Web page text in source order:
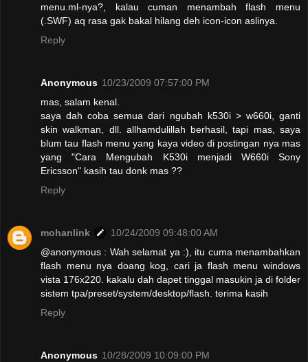
menu.ml-nya?, kalau cuman menambah flash menu
(.SWF) aq rasa gak bakal hilang deh icon-icon aslinya.
Reply
Anonymous 10/23/2009 07:57:00 PM
mas, salam kenal.
saya dah coba semua dari ngubah k530i > w660i, ganti
skin walkman, dll. allhamdulillah berhasil, tapi mas, saya
blum tau flash menu yang kaya video di postingan nya mas
yang "Cara Mengubah K530i menjadi W660i Sony
Ericsson" kasih tau donk mas ??
Reply
mohanlink
10/24/2009 09:48:00 AM
@anonymous : Wah selamat ya :), itu cuma menambahkan
flash menu nya doang kog, cari ja flash menu windows
vista 176x220. kakalu dah dapet tinggal masukin ja di folder
sistem tpa/preset/system/desktop/flash. terima kasih
Reply
Anonymous 10/28/2009 10:09:00 PM